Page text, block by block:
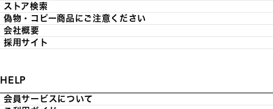
ストア検索
偽物・コピー商品にご注意ください
会社概要
採用サイト
HELP
会員サービスについて